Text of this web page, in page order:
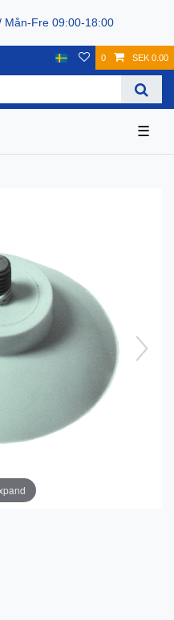
Mån-Fre 09:00-18:00
0 SEK 0.00
☰